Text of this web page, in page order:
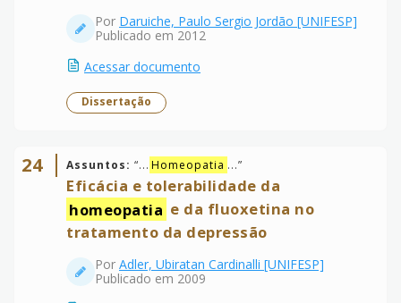
Por Daruiche, Paulo Sergio Jordão [UNIFESP]
Publicado em 2012
Acessar documento
Dissertação
24 Assuntos: “... Homeopatia ...”
Eficácia e tolerabilidade da
homeopatia e da fluoxetina no
tratamento da depressão
Por Adler, Ubiratan Cardinalli [UNIFESP]
Publicado em 2009